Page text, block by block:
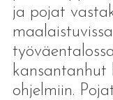
ja pojat
kansantanhut
ohjelmiin.